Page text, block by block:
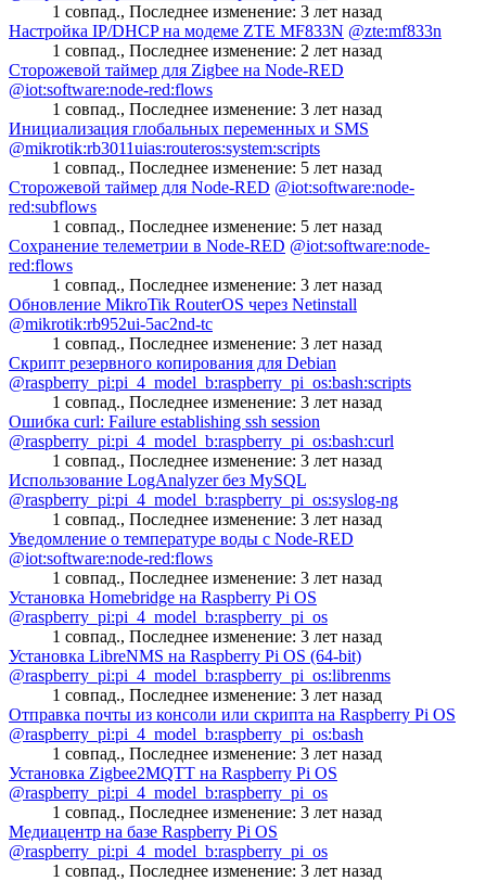
1 совпад., Последнее изменение: 3 лет назад
Настройка IP/DHCP на модеме ZTE MF833N @zte:mf833n
1 совпад., Последнее изменение: 2 лет назад
Сторожевой таймер для Zigbee на Node-RED
@iot:software:node-red:flows
1 совпад., Последнее изменение: 3 лет назад
Инициализация глобальных переменных и SMS
@mikrotik:rb3011uias:routeros:system:scripts
1 совпад., Последнее изменение: 5 лет назад
Сторожевой таймер для Node-RED @iot:software:node-
red:subflows
1 совпад., Последнее изменение: 5 лет назад
Сохранение телеметрии в Node-RED @iot:software:node-
red:flows
1 совпад., Последнее изменение: 3 лет назад
Обновление MikroTik RouterOS через Netinstall
@mikrotik:rb952ui-5ac2nd-tc
1 совпад., Последнее изменение: 3 лет назад
Скрипт резервного копирования для Debian
@raspberry_pi:pi_4_model_b:raspberry_pi_os:bash:scripts
1 совпад., Последнее изменение: 3 лет назад
Ошибка curl: Failure establishing ssh session
@raspberry_pi:pi_4_model_b:raspberry_pi_os:bash:curl
1 совпад., Последнее изменение: 3 лет назад
Использование LogAnalyzer без MySQL
@raspberry_pi:pi_4_model_b:raspberry_pi_os:syslog-ng
1 совпад., Последнее изменение: 3 лет назад
Уведомление о температуре воды с Node-RED
@iot:software:node-red:flows
1 совпад., Последнее изменение: 3 лет назад
Установка Homebridge на Raspberry Pi OS
@raspberry_pi:pi_4_model_b:raspberry_pi_os
1 совпад., Последнее изменение: 3 лет назад
Установка LibreNMS на Raspberry Pi OS (64-bit)
@raspberry_pi:pi_4_model_b:raspberry_pi_os:librenms
1 совпад., Последнее изменение: 3 лет назад
Отправка почты из консоли или скрипта на Raspberry Pi OS
@raspberry_pi:pi_4_model_b:raspberry_pi_os:bash
1 совпад., Последнее изменение: 3 лет назад
Установка Zigbee2MQTT на Raspberry Pi OS
@raspberry_pi:pi_4_model_b:raspberry_pi_os
1 совпад., Последнее изменение: 3 лет назад
Медиацентр на базе Raspberry Pi OS
@raspberry_pi:pi_4_model_b:raspberry_pi_os
1 совпад., Последнее изменение: 3 лет назад